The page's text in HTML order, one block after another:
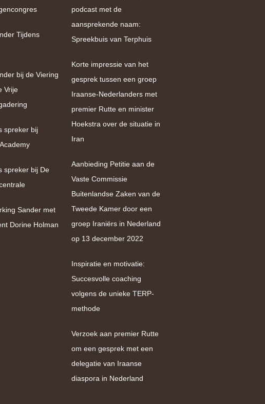
Tijdens
bij de Viering
Vrije
spreker bij
spreker bij De
Sander met
Dorine Holman
podcast met de
aansprekende naam:
Spreekbuis van Terphuis
Korte impressie van het
gesprek tussen een groep
Iraanse-Nederlanders met
premier Rutte en minister
Hoekstra over de situatie in
Iran
Aanbieding Petitie aan de
Vaste Commissie
Buitenlandse Zaken van de
Tweede Kamer door een
groep Iraniërs in Nederland
op 13 december 2022
Inspiratie en motivatie:
Succesvolle coaching
volgens de unieke TERP-
methode
Verzoek aan premier Rutte
om een gesprek met een
delegatie van Iraanse
diaspora in Nederland